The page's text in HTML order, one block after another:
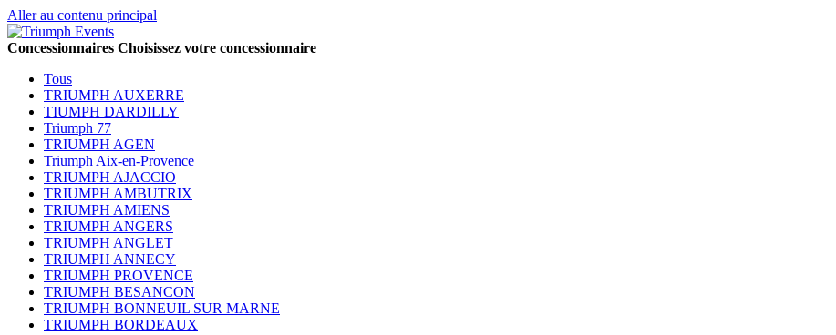
Aller au contenu principal
Concessionnaires Choisissez votre concessionnaire
Tous
TRIUMPH AUXERRE
TIUMPH DARDILLY
Triumph 77
TRIUMPH AGEN
Triumph Aix-en-Provence
TRIUMPH AJACCIO
TRIUMPH AMBUTRIX
TRIUMPH AMIENS
TRIUMPH ANGERS
TRIUMPH ANGLET
TRIUMPH ANNECY
TRIUMPH PROVENCE
TRIUMPH BESANCON
TRIUMPH BONNEUIL SUR MARNE
TRIUMPH BORDEAUX